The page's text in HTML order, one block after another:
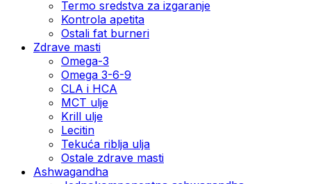
Termo sredstva za izgaranje
Kontrola apetita
Ostali fat burneri
Zdrave masti
Omega-3
Omega 3-6-9
CLA i HCA
MCT ulje
Krill ulje
Lecitin
Tekuća riblja ulja
Ostale zdrave masti
Ashwagandha